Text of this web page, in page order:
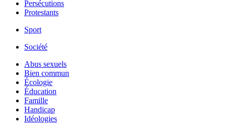
Persécutions
Protestants
Sport
Société
Abus sexuels
Bien commun
Écologie
Éducation
Famille
Handicap
Idéologies